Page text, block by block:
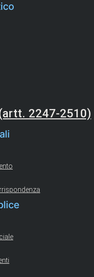
2247-2510)